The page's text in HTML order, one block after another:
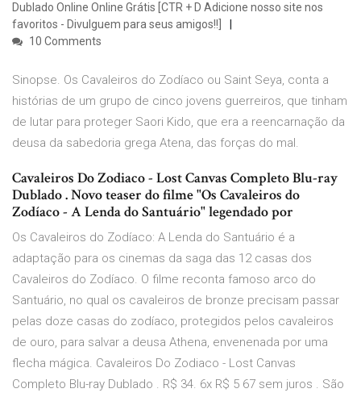
Dublado Online Online Grátis [CTR + D Adicione nosso site nos
favoritos - Divulguem para seus amigos!!]
10 Comments
Sinopse. Os Cavaleiros do Zodíaco ou Saint Seya, conta a
histórias de um grupo de cinco jovens guerreiros, que tinham
de lutar para proteger Saori Kido, que era a reencarnação da
deusa da sabedoria grega Atena, das forças do mal.
Cavaleiros Do Zodiaco - Lost Canvas Completo Blu-ray
Dublado . Novo teaser do filme "Os Cavaleiros do
Zodíaco - A Lenda do Santuário" legendado por
Os Cavaleiros do Zodíaco: A Lenda do Santuário é a
adaptação para os cinemas da saga das 12 casas dos
Cavaleiros do Zodíaco. O filme reconta famoso arco do
Santuário, no qual os cavaleiros de bronze precisam passar
pelas doze casas do zodíaco, protegidos pelos cavaleiros
de ouro, para salvar a deusa Athena, envenenada por uma
flecha mágica. Cavaleiros Do Zodiaco - Lost Canvas
Completo Blu-ray Dublado . R$ 34. 6x R$ 5 67 sem juros . São